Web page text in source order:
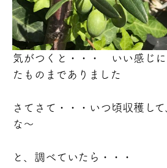
気がつくと・・・ いい感じに
たものまでありました
さてさて・・・いつ頃収穫し
な～
と、調べていたら・・・